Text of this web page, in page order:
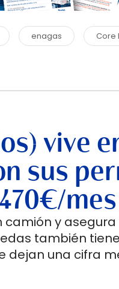
enagas Core
vive
sus
mes
camión y
también
dejan una cifra